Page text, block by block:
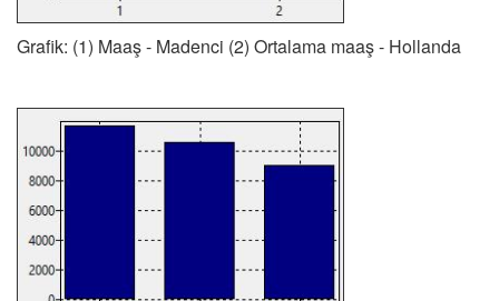
Grafik: (1) Maaş - Madenci (2) Ortalama maaş - Hollanda